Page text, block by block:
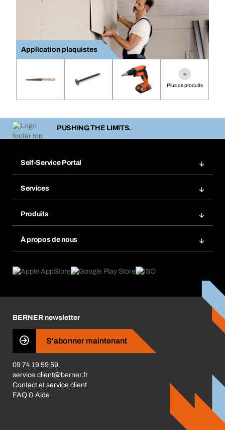
Application plaquistes
+
Plus de produits
PUSHING THE LIMITS.
Self-Service Portal
Favoris
Commande automatique
Retour & Réclamation
Services
Gestion des risques chimiques
eProcurement
Guides de choix
Produits
Catégories produits
À propos de nous
Ce qui nous motive
Les magasins BERNER
Presse
Business Conduct
BERNER newsletter
S'abonner maintenant
09 74 19 59 59
service.client@berner.fr
Contact et service client
FAQ & Aide